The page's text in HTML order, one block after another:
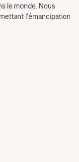
le monde. Nous
l’émancipation